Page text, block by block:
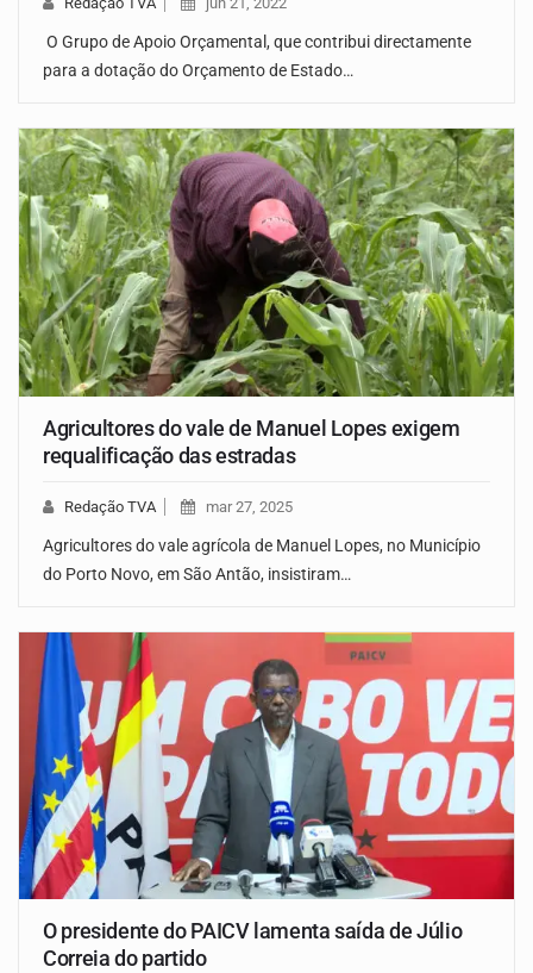
O Grupo de Apoio Orçamental, que contribui directamente
para a dotação do Orçamento de Estado…
Agricultores do vale de Manuel Lopes exigem
requalificação das estradas
Redação TVA mar 27, 2025
Agricultores do vale agrícola de Manuel Lopes, no Município
do Porto Novo, em São Antão, insistiram…
O presidente do PAICV lamenta saída de Júlio
Correia do partido